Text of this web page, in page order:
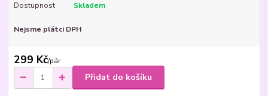
Dostupnost Skladem
Nejsme plátci DPH
299 Kč/pár
Přidat do košíku